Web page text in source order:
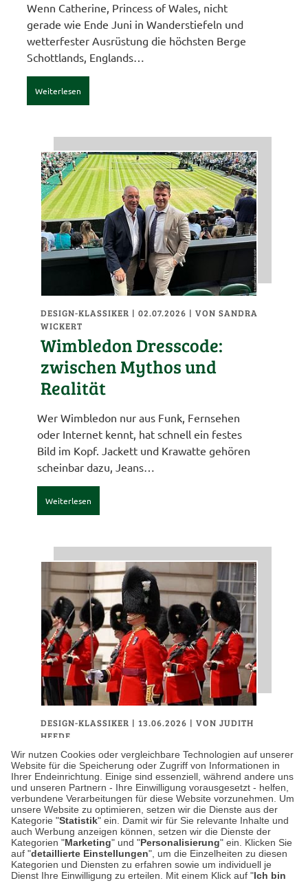
Wir nutzen Cookies oder vergleichbare Technologien auf unserer
Website für die Speicherung oder Zugriff von Informationen in
Ihrer Endeinrichtung. Einige sind essenziell, während andere uns
und unseren Partnern - Ihre Einwilligung vorausgesetzt - helfen,
verbundene Verarbeitungen für diese Website vorzunehmen. Um
unsere Website zu optimieren, setzen wir die Dienste aus der
Kategorie "Statistik" ein. Damit wir für Sie relevante Inhalte und
auch Werbung anzeigen können, setzen wir die Dienste der
Kategorien "Marketing" und "Personalisierung" ein. Klicken Sie
auf "detaillierte Einstellungen", um die Einzelheiten zu diesen
Kategorien und Diensten zu erfahren sowie um individuell je
Dienst Ihre Einwilligung zu erteilen. Mit einem Klick auf "Ich bin
Wenn Catherine, Princess of Wales, nicht
gerade wie Ende Juni in Wanderstiefeln und
wetterfester Ausrüstung die höchsten Berge
Schottlands, Englands…
Weiterlesen
DESIGN-KLASSIKER | 02.07.2026 |VON SANDRA
WICKERT
Wimbledon Dresscode:
zwischen Mythos und
Realität
Wer Wimbledon nur aus Funk, Fernsehen
oder Internet kennt, hat schnell ein festes
Bild im Kopf. Jackett und Krawatte gehören
scheinbar dazu, Jeans…
Weiterlesen
DESIGN-KLASSIKER | 13.06.2026 |VON JUDITH
HEEDE
Trooping the Colour – Wie
britische Uniformen die
Herrenmode prägen
Wenn in London im Juni die Fahnen getragen
werden, geht es offiziell um den Geburtstag
des Königs. Zwar wurde Charles III. erst im
November geboren,…